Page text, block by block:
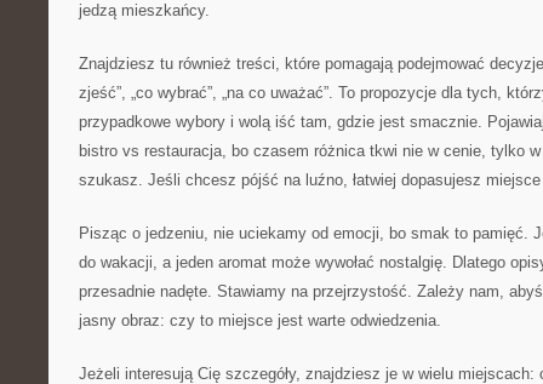
jedzą mieszkańcy.
Znajdziesz tu również treści, które pomagają podejmować
zjeść”, „co wybrać”, „na co uważać”. To propozycje dla tych,
przypadkowe wybory i wolą iść tam, gdzie jest smacznie.
bistro vs restauracja, bo czasem różnica tkwi nie w cenie, tylko
szukasz. Jeśli chcesz pójść na luźno, łatwiej dopasujesz
Pisząc o jedzeniu, nie uciekamy od emocji, bo smak to pamięć.
do wakacji, a jeden aromat może wywołać nostalgię. Dlatego
przesadnie nadęte. Stawiamy na przejrzystość. Zależy nam, abyś
jasny obraz: czy to miejsce jest warte odwiedzenia.
Jeżeli interesują Cię szczegóły, znajdziesz je w wielu